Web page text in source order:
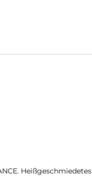
Heißgeschmiedetes